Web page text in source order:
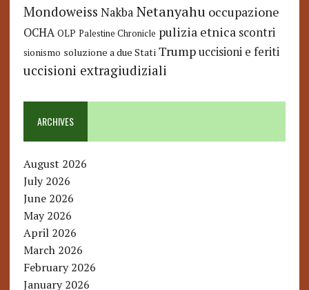
Mondoweiss Nakba Netanyahu occupazione
OCHA OLP Palestine Chronicle pulizia etnica scontri
sionismo soluzione a due Stati Trump uccisioni e feriti
uccisioni extragiudiziali
ARCHIVES
August 2026
July 2026
June 2026
May 2026
April 2026
March 2026
February 2026
January 2026